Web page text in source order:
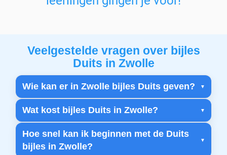
Veelgestelde vragen over bijles
Duits in Zwolle
Wie kan er in Zwolle bijles Duits geven?
Wat kost bijles Duits in Zwolle?
Hoe snel kan ik beginnen met de Duits
bijles in Zwolle?